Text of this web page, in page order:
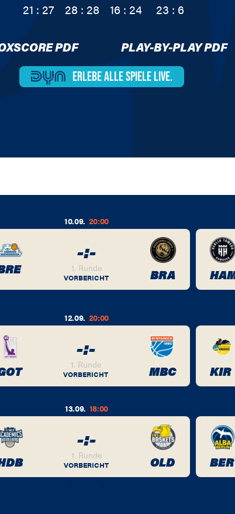
21 : 27
28 : 28
16 : 24
23 : 6
PDF PLAY-BY-PLAY PDF
ERLEBE ALLESPIELE LIVE.
10.09. 20:00
-:-
1. Runde
VORBERICHT BRA
12.09. 20:00
-:-
1. Runde
VORBERICHT MBC KIR
13.09. 18:00
-:-
1. Runde
VORBERICHT OLD BER